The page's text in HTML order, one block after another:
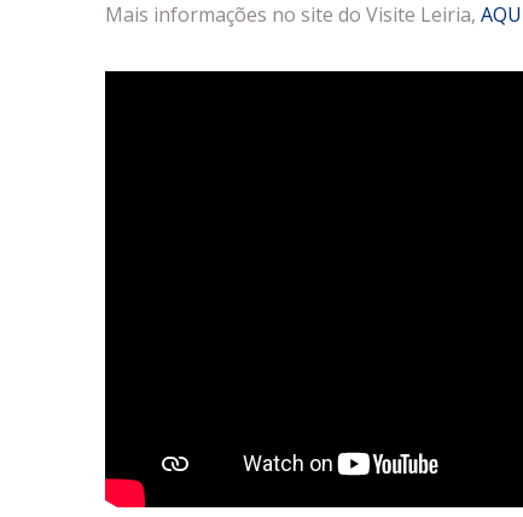
Mais informações no site do Visite Leiria,